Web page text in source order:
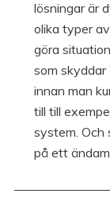
lösningar är
olika typer
göra
som skyddar
innan man
till till
system. Och
på ett